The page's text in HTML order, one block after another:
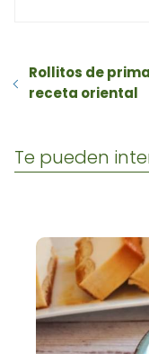
Rollitos de
receta oriental
Te pueden